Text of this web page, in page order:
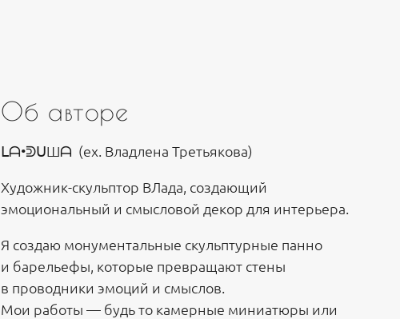
Об авторе
ᒪᗩ•ᕲᑌШᗩ (ex. Владлена Третьякова)
Художник-скульптор ВЛада, создающий
эмоциональный и смысловой декор для интерьера.
Я создаю монументальные скульптурные панно
и барельефы, которые превращают стены
в проводники эмоций и смыслов.
Мои работы — будь то камерные миниатюры или